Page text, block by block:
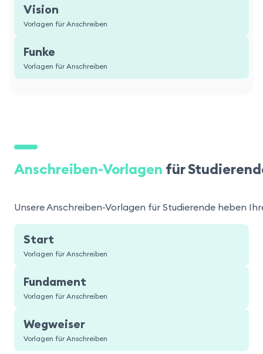
Vision
Vorlagen für Anschreiben
Funke
Vorlagen für Anschreiben
Anschreiben-Vorlagen für
Unsere Anschreiben-Vorlagen für Studierende heben
Start
Vorlagen für Anschreiben
Fundament
Vorlagen für Anschreiben
Wegweiser
Vorlagen für Anschreiben